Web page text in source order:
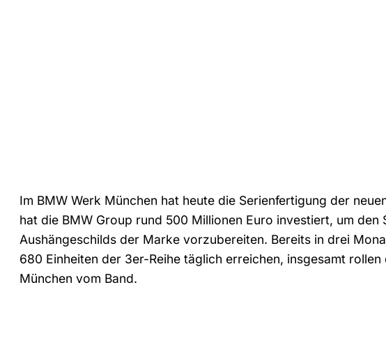
Im BMW Werk München hat heute die Serienfertigung der
hat die BMW Group rund 500 Millionen Euro investiert, um
Aushängeschilds der Marke vorzubereiten. Bereits in drei
680 Einheiten der 3er-Reihe täglich erreichen, insgesamt
München vom Band.